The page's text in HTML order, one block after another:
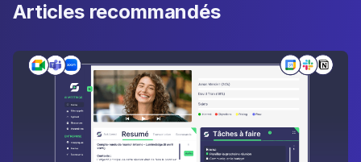
Articles recommandés